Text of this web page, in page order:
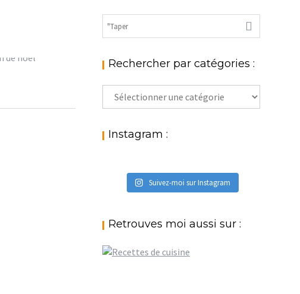
Décoration et DIY
Rechercher par catégories :
Rechercher
par
: Instagram :
Suivez-moi sur Instagram
Retrouves moi aussi sur :